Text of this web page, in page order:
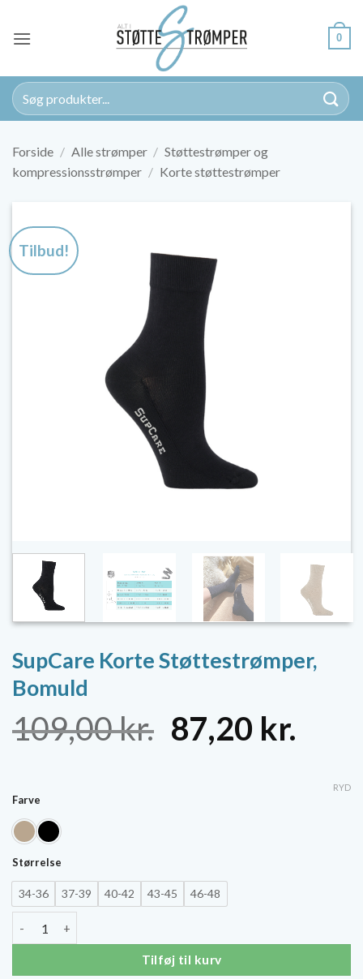
indhold
0
Søg
efter:
Forside / Alle strømper / Støttestrømper og
kompressionsstrømper / Korte støttestrømper
Tilbud!
SupCare Korte Støttestrømper,
Bomuld
109,00kr. Den
87,20 kr.
pris
Farve
Størrelse
34-36 37-39 40-42 43-45 46-48
RYD
Tilføj til kurv